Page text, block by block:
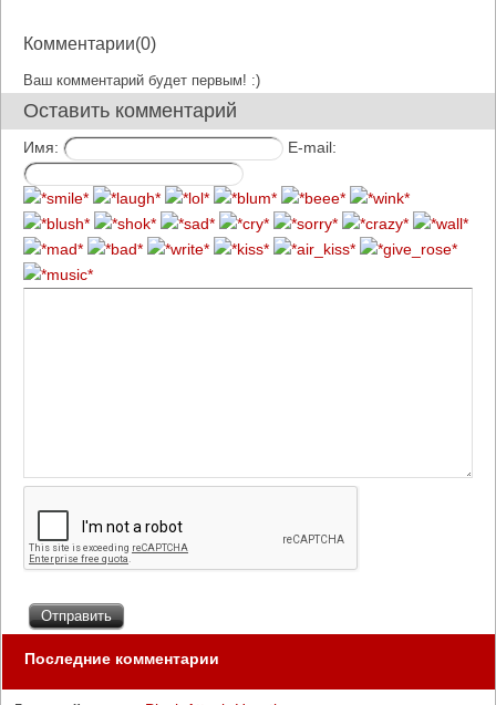
Комментарии(0)
Ваш комментарий будет первым! :)
Оставить комментарий
Имя: E-mail:
Последние комментарии